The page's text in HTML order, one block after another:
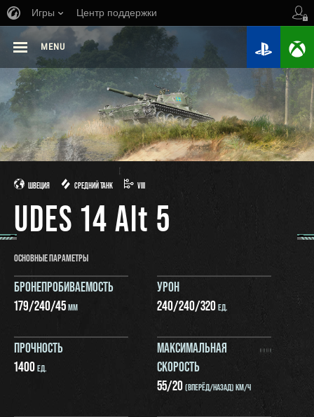
Игры Центр поддержки
MENU
ШВЕЦИЯ СРЕДНИЙ ТАНК VIII
UDES 14 Alt 5
ОСНОВНЫЕ ПАРАМЕТРЫ
БРОНЕПРОБИВАЕМОСТЬ
179/240/45ММ
УРОН
240/240/320ЕД.
ПРОЧНОСТЬ
1400ЕД.
МАКСИМАЛЬНАЯ
СКОРОСТЬ
55/20(ВПЕРЁД/НАЗАД) КМ/Ч